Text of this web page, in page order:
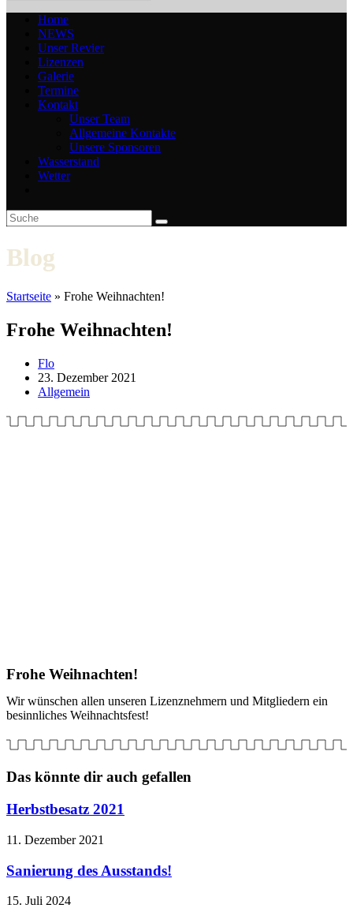
this
websiteHome
NEWS
Unser Revier
Lizenzen
Galerie
Termine
Kontakt
Unser Team
Allgemeine Kontakte
Unsere Sponsoren
Wasserstand
Wetter
Blog
Startseite » Frohe Weihnachten!
Frohe Weihnachten!
Beitrags-
Autor:
Flo
Beitrag
veröffentlicht:
23. Dezember 2021
Beitrags-
Allgemein
Frohe Weihnachten!
Wir wünschen allen unseren Lizenznehmern und Mitgliedern ein
besinnliches Weihnachtsfest!
Das könnte dir auch gefallen
Herbstbesatz 2021
11. Dezember 2021
Sanierung des Ausstands!
15. Juli 2024